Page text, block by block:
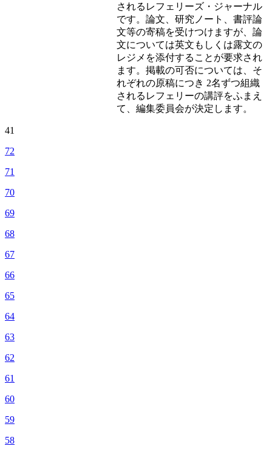
されるレフェリーズ・ジャーナル
です。論文、研究ノート、書評論
文等の寄稿を受けつけますが、論
文については英文もしくは露文の
レジメを添付することが要求され
ます。掲載の可否については、そ
れぞれの原稿につき 2名ずつ組織
されるレフェリーの講評をふまえ
て、編集委員会が決定します。
41
72
71
70
69
68
67
66
65
64
63
62
61
60
59
58